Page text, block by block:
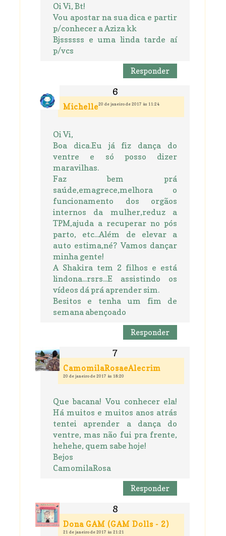
Oi Vi, Bt!
Vou apostar na sua dica e partir
p/conhecer a Aziza kk
Bjssssss e uma linda tarde aí
p/vcs
Responder
Michelle20 de janeiro de 2017 às 11:24
Oi Vi,
Boa dica.Eu já fiz dança do
ventre e só posso dizer
maravilhas.
Faz bem prá
saúde,emagrece,melhora o
funcionamento dos orgãos
internos da mulher,reduz a
TPM,ajuda a recuperar no pós
parto, etc...Além de elevar a
auto estima,né? Vamos dançar
minha gente!
A Shakira tem 2 filhos e está
lindona...rsrs...E assistindo os
vídeos dá prá aprender sim.
Besitos e tenha um fim de
semana abençoado
Responder
CamomilaRosaeAlecrim
20 de janeiro de 2017 às 18:20
Que bacana! Vou conhecer ela!
Há muitos e muitos anos atrás
tentei aprender a dança do
ventre, mas não fui pra frente,
hehehe, quem sabe hoje!
Bejos
CamomilaRosa
Responder
Dona GAM (GAM Dolls - 2)
21 de janeiro de 2017 às 21:21